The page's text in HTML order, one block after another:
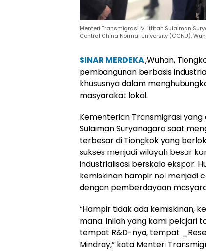
Menteri Transmigrasi M. Iftitah Sulaiman
Central China Normal University (CCNU),
SINAR MERDEKA,Wuhan,
pembangunan berbasis
khususnya dalam
masyarakat lokal.
Kementerian Transmigrasi
Sulaiman Suryanagara saat
terbesar di Tiongkok yang
sukses menjadi wilayah besar
industrialisasi berskala ekspor.
kemiskinan hampir nol menjadi
dengan pemberdayaan
“Hampir tidak ada kemiskinan,
mana. Inilah yang kami pelajari
tempat R&D-nya, tempat
Mindray,” kata Menteri